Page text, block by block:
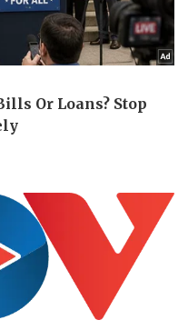
Công nghệ
Sành điệu
Chuyển đổi số